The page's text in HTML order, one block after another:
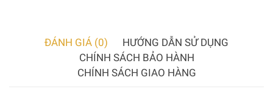
ĐÁNH GIÁ (0)
HƯỚNG DẪN SỬ DỤNG
CHÍNH SÁCH BẢO HÀNH
CHÍNH SÁCH GIAO HÀNG